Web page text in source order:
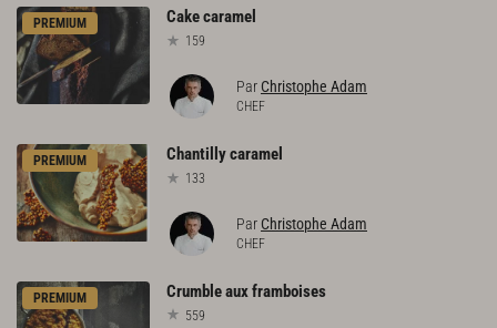
PREMIUM Cakecaramel
159
Par Christophe Adam
CHEF
PREMIUM Chantillycaramel
133
Par Christophe Adam
CHEF
PREMIUM Crumbleauxframboises
559